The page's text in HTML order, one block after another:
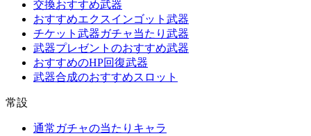
交換おすすめ武器
おすすめエクスインゴット武器
チケット武器ガチャ当たり武器
武器プレゼントのおすすめ武器
おすすめのHP回復武器
武器合成のおすすめスロット
常設
通常ガチャの当たりキャラ